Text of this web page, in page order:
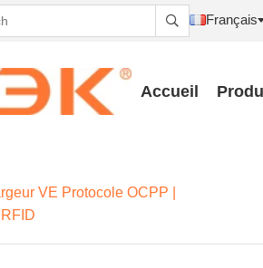
 Français
Accueil
VE Protocole OCPP |